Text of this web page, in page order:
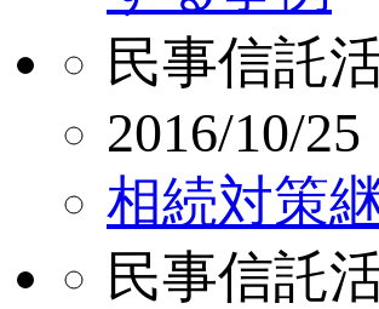
民事信託
2016/10/25
相続対策
民事信託